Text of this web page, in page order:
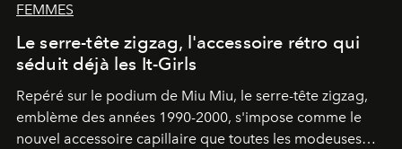
FEMMES
Le serre-tête zigzag, l'accessoire rétro qui
séduit déjà les It-Girls
Repéré sur le podium de Miu Miu, le serre-tête zigzag,
emblème des années 1990-2000, s'impose comme le
nouvel accessoire capillaire que toutes les modeuses